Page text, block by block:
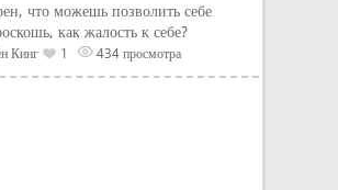
что можешь позволить себе
как жалость к себе?
Кинг 1 434 просмотра